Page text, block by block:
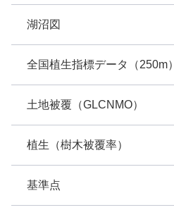
湖沼図
全国植生指標データ（250m）
土地被覆（GLCNMO）
植生（樹木被覆率）
基準点